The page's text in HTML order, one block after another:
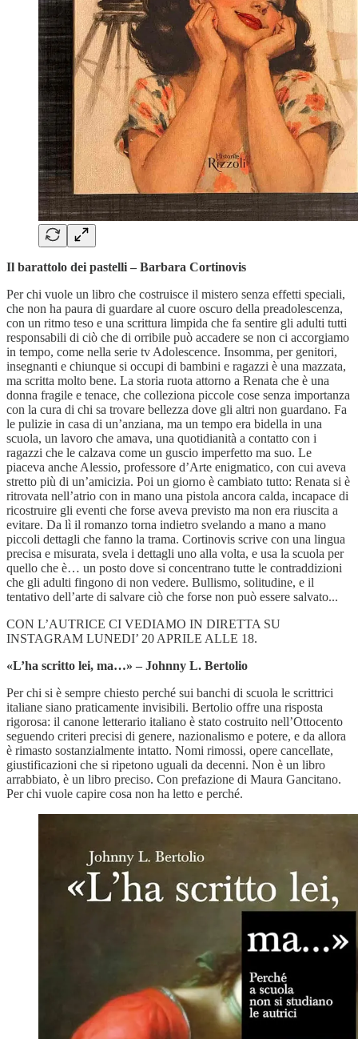
Il barattolo dei pastelli – Barbara Cortinovis
Per chi vuole un libro che costruisce il mistero senza effetti speciali,
che non ha paura di guardare al cuore oscuro della preadolescenza,
con un ritmo teso e una scrittura limpida che fa sentire gli adulti tutti
responsabili di ciò che di orribile può accadere se non ci accorgiamo
in tempo, come nella serie tv Adolescence. Insomma, per genitori,
insegnanti e chiunque si occupi di bambini e ragazzi è una mazzata,
ma scritta molto bene. La storia ruota attorno a Renata che è una
donna fragile e tenace, che colleziona piccole cose senza importanza
con la cura di chi sa trovare bellezza dove gli altri non guardano. Fa
le pulizie in casa di un’anziana, ma un tempo era bidella in una
scuola, un lavoro che amava, una quotidianità a contatto con i
ragazzi che le calzava come un guscio imperfetto ma suo. Le
piaceva anche Alessio, professore d’Arte enigmatico, con cui aveva
stretto più di un’amicizia. Poi un giorno è cambiato tutto: Renata si è
ritrovata nell’atrio con in mano una pistola ancora calda, incapace di
ricostruire gli eventi che forse aveva previsto ma non era riuscita a
evitare. Da lì il romanzo torna indietro svelando a mano a mano
piccoli dettagli che fanno la trama. Cortinovis scrive con una lingua
precisa e misurata, svela i dettagli uno alla volta, e usa la scuola per
quello che è… un posto dove si concentrano tutte le contraddizioni
che gli adulti fingono di non vedere. Bullismo, solitudine, e il
tentativo dell’arte di salvare ciò che forse non può essere salvato...
CON L’AUTRICE CI VEDIAMO IN DIRETTA SU
INSTAGRAM LUNEDI’ 20 APRILE ALLE 18.
«L’ha scritto lei, ma…» – Johnny L. Bertolio
Per chi si è sempre chiesto perché sui banchi di scuola le scrittrici
italiane siano praticamente invisibili. Bertolio offre una risposta
rigorosa: il canone letterario italiano è stato costruito nell’Ottocento
seguendo criteri precisi di genere, nazionalismo e potere, e da allora
è rimasto sostanzialmente intatto. Nomi rimossi, opere cancellate,
giustificazioni che si ripetono uguali da decenni. Non è un libro
arrabbiato, è un libro preciso. Con prefazione di Maura Gancitano.
Per chi vuole capire cosa non ha letto e perché.